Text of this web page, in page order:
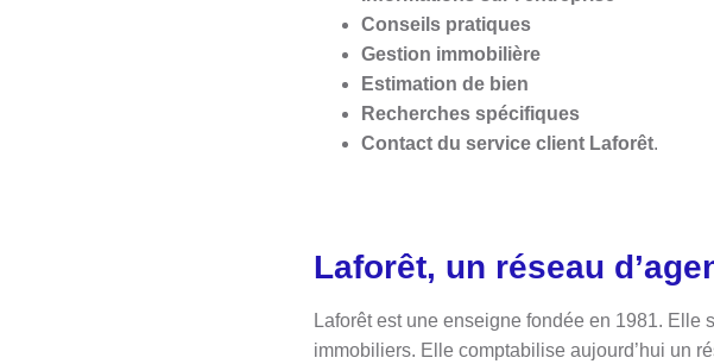
Conseils pratiques
Gestion immobilière
Estimation de bien
Recherches spécifiques
Contact du service client Laforêt.
Laforêt, un réseau
Laforêt est une enseigne fondée en 1981. Elle
immobiliers. Elle comptabilise aujourd’hui un